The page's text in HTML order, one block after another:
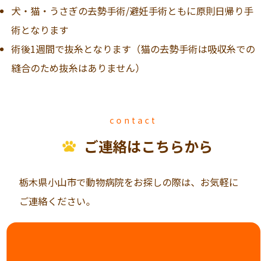
犬・猫・うさぎの去勢手術/避妊手術ともに原則日帰り手
術となります
術後1週間で抜糸となります（猫の去勢手術は吸収糸での
縫合のため抜糸はありません）
contact
ご連絡はこちらから
栃木県小山市で動物病院をお探しの際は、お気軽に
ご連絡ください。